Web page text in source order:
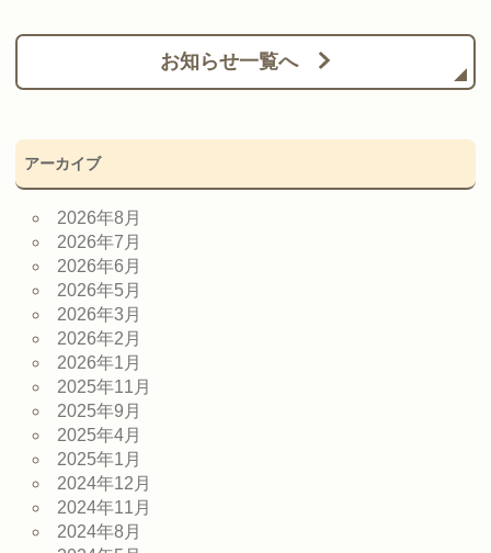
お知らせ一覧へ
アーカイブ
2026年8月
2026年7月
2026年6月
2026年5月
2026年3月
2026年2月
2026年1月
2025年11月
2025年9月
2025年4月
2025年1月
2024年12月
2024年11月
2024年8月